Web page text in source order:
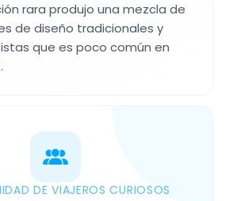
rara produjo una mezcla de
de diseño tradicionales y
que es poco común en
DE VIAJEROS CURIOSOS